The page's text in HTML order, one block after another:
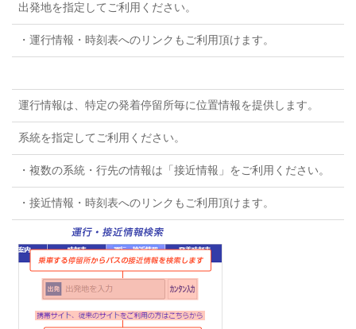
出発地を指定してご利用ください。
・運行情報・時刻表へのリンクもご利用頂けます。
運行情報は、特定の発着停留所毎に位置情報を提供します。
系統を指定してご利用ください。
・複数の系統・行先の情報は「接近情報」をご利用ください。
・接近情報・時刻表へのリンクもご利用頂けます。